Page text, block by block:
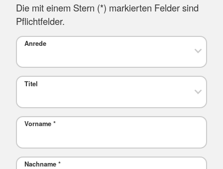
Die mit einem Stern (*) markierten Felder sind
Pflichtfelder.
Anrede
Titel
Vorname *
Nachname *